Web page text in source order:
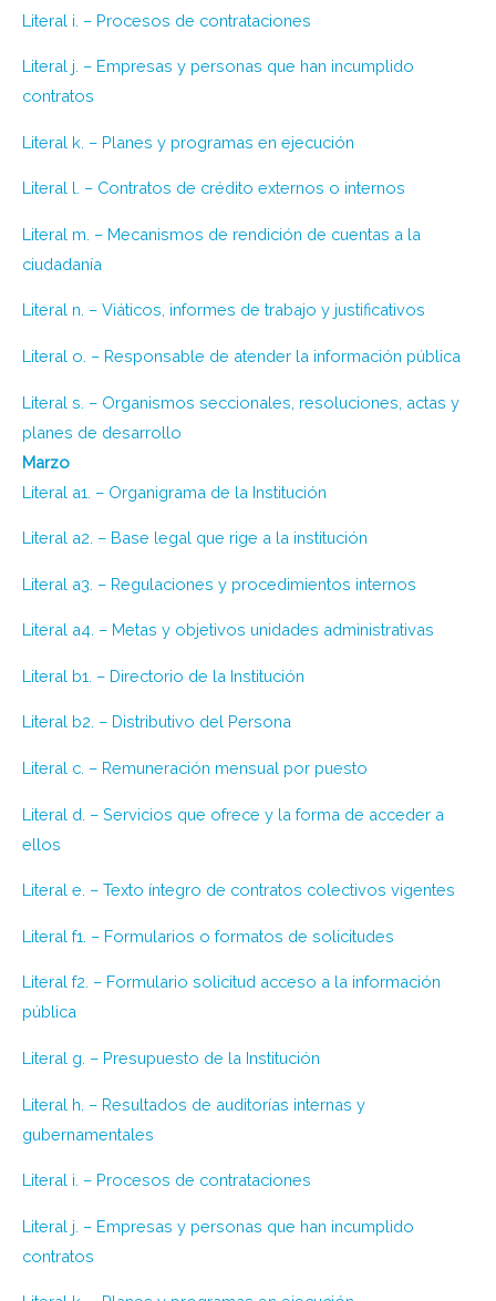
Literal i. – Procesos de contrataciones
Literal j. – Empresas y personas que han incumplido
contratos
Literal k. – Planes y programas en ejecución
Literal l. – Contratos de crédito externos o internos
Literal m. – Mecanismos de rendición de cuentas a la
ciudadanía
Literal n. – Viáticos, informes de trabajo y justificativos
Literal o. – Responsable de atender la información pública
Literal s. – Organismos seccionales, resoluciones, actas y
planes de desarrollo
Marzo
Literal a1. – Organigrama de la Institución
Literal a2. – Base legal que rige a la institución
Literal a3. – Regulaciones y procedimientos internos
Literal a4. – Metas y objetivos unidades administrativas
Literal b1. – Directorio de la Institución
Literal b2. – Distributivo del Persona
Literal c. – Remuneración mensual por puesto
Literal d. – Servicios que ofrece y la forma de acceder a
ellos
Literal e. – Texto íntegro de contratos colectivos vigentes
Literal f1. – Formularios o formatos de solicitudes
Literal f2. – Formulario solicitud acceso a la información
pública
Literal g. – Presupuesto de la Institución
Literal h. – Resultados de auditorías internas y
gubernamentales
Literal i. – Procesos de contrataciones
Literal j. – Empresas y personas que han incumplido
contratos